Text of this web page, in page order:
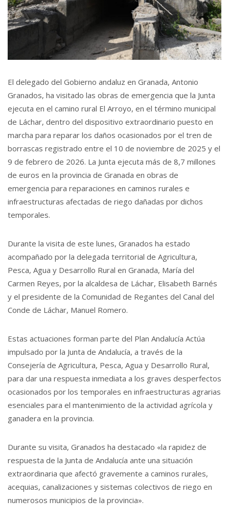
El delegado del Gobierno andaluz en Granada, Antonio
Granados, ha visitado las obras de emergencia que la Junta
ejecuta en el camino rural El Arroyo, en el término municipal
de Láchar, dentro del dispositivo extraordinario puesto en
marcha para reparar los daños ocasionados por el tren de
borrascas registrado entre el 10 de noviembre de 2025 y el
9 de febrero de 2026. La Junta ejecuta más de 8,7 millones
de euros en la provincia de Granada en obras de
emergencia para reparaciones en caminos rurales e
infraestructuras afectadas de riego dañadas por dichos
temporales.
Durante la visita de este lunes, Granados ha estado
acompañado por la delegada territorial de Agricultura,
Pesca, Agua y Desarrollo Rural en Granada, María del
Carmen Reyes, por la alcaldesa de Láchar, Elisabeth Barnés
y el presidente de la Comunidad de Regantes del Canal del
Conde de Láchar, Manuel Romero.
Estas actuaciones forman parte del Plan Andalucía Actúa
impulsado por la Junta de Andalucía, a través de la
Consejería de Agricultura, Pesca, Agua y Desarrollo Rural,
para dar una respuesta inmediata a los graves desperfectos
ocasionados por los temporales en infraestructuras agrarias
esenciales para el mantenimiento de la actividad agrícola y
ganadera en la provincia.
Durante su visita, Granados ha destacado «la rapidez de
respuesta de la Junta de Andalucía ante una situación
extraordinaria que afectó gravemente a caminos rurales,
acequias, canalizaciones y sistemas colectivos de riego en
numerosos municipios de la provincia».